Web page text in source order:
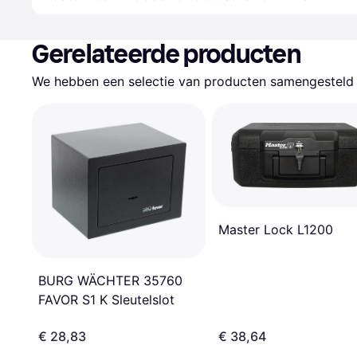
Gerelateerde producten
We hebben een selectie van producten
BURG WÄCHTER 35760
FAVOR S1 K Sleutelslot
€ 28,83
Master Lock L1200
€ 38,64